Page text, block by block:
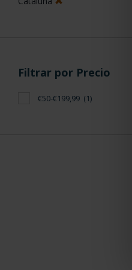
Filtrar por Precio
€50-€199,99 (1)